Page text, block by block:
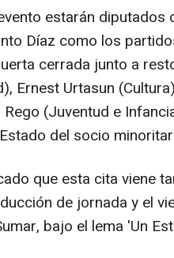
estarán
Díaz como los
cerrada junto a
Ernest Urtasun
(Juventud e
del socio
que esta cita viene
de jornada y el
bajo el lema 'Un